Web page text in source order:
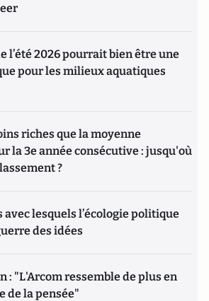
l’été 2026 pourrait bien être une
pour les milieux aquatiques
riches que la moyenne
la 3e année consécutive : jusqu'où
?
avec lesquels l’écologie politique
des idées
: "L'Arcom ressemble de plus en
de la pensée"